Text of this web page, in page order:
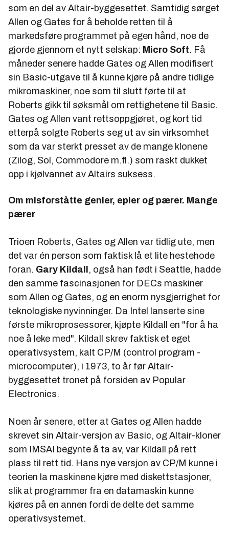
som en del av Altair-byggesettet. Samtidig sørget
Allen og Gates for å beholde retten til å
markedsføre programmet på egen hånd, noe de
gjorde gjennom et nytt selskap: Micro Soft. Få
måneder senere hadde Gates og Allen modifisert
sin Basic-utgave til å kunne kjøre på andre tidlige
mikromaskiner, noe som til slutt førte til at
Roberts gikk til søksmål om rettighetene til Basic.
Gates og Allen vant rettsoppgjøret, og kort tid
etterpå solgte Roberts seg ut av sin virksomhet
som da var sterkt presset av de mange klonene
(Zilog, Sol, Commodore m.fl.) som raskt dukket
opp i kjølvannet av Altairs suksess.
Om misforståtte genier, epler og pærer. Mange
pærer
Trioen Roberts, Gates og Allen var tidlig ute, men
det var én person som faktisk lå et lite hestehode
foran. Gary Kildall, også han født i Seattle, hadde
den samme fascinasjonen for DECs maskiner
som Allen og Gates, og en enorm nysgjerrighet for
teknologiske nyvinninger. Da Intel lanserte sine
første mikroprosessorer, kjøpte Kildall en "for å ha
noe å leke med". Kildall skrev faktisk et eget
operativsystem, kalt CP/M (control program -
microcomputer), i 1973, to år før Altair-
byggesettet tronet på forsiden av Popular
Electronics.
Noen år senere, etter at Gates og Allen hadde
skrevet sin Altair-versjon av Basic, og Altair-kloner
som IMSAI begynte å ta av, var Kildall på rett
plass til rett tid. Hans nye versjon av CP/M kunne i
teorien la maskinene kjøre med diskettstasjoner,
slik at programmer fra en datamaskin kunne
kjøres på en annen fordi de delte det samme
operativsystemet.